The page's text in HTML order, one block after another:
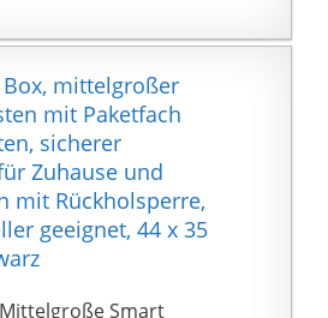
einfache Struktur.
Darüber hinaus macht
seine glatte Oberfläche
die tägliche Reinigung
und Wartung zu einer
einfachen Aufgabe.
mittelgroßer
mit Paketfach
sicherer
Zuhause und
mit Rückholsperre,
geeignet, 44 x 35
Mittelgroße Smart